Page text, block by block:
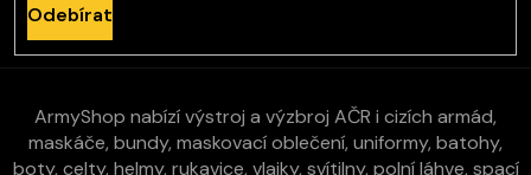
Odebírat
ArmyShop nabízí výstroj a výzbroj AČR i cizích armád,
maskáče, bundy, maskovací oblečení, uniformy, batohy,
boty, celty, helmy, rukavice, vlajky, svítilny, polní láhve, spací